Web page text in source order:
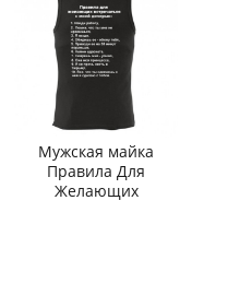
Мужская майка
Правила Для
Желающих